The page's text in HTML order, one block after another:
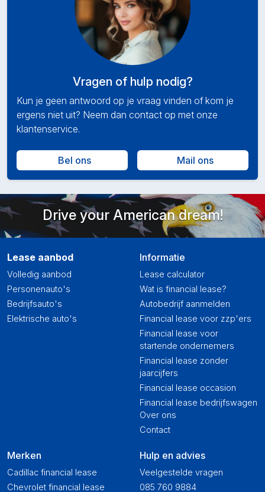
Vragen of hulp nodig?
Kun je geen antwoord op je vraag vinden of kom je
ergens niet uit? Neem dan contact op met onze
klantenservice.
Bel ons Mail ons
Drive your American dream!
Lease aanbod
Volledig aanbod
Personenauto's
Bedrijfsauto's
Elektrische auto's
Merken
Cadillac financial lease
Chevrolet financial lease
Informatie
Lease calculator
Wat is financial lease?
Autobedrijf aanmelden
Financial lease voor zzp'ers
Financial lease voor
startende ondernemers
Financial lease zonder
jaarcijfers
Financial lease occasion
Financial lease bedrijfswagen
Over ons
Contact
Hulp en advies
Veelgestelde vragen
085 760 9884